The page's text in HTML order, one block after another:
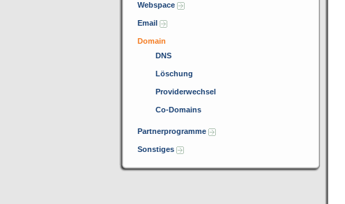
Webspace
Email
Domain
DNS
Löschung
Providerwechsel
Co-Domains
Partnerprogramme
Sonstiges